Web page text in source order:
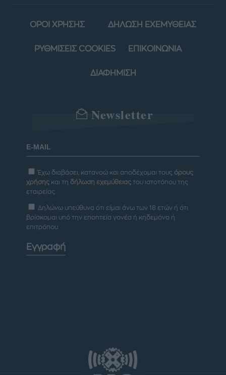
ΟΡΟΙ ΧΡΗΣΗΣ ΔΗΛΩΣΗ ΕΧΕΜΥΘΕΙΑΣ
ΡΥΘΜΙΣΕΙΣ COOKIES ΕΠΙΚΟΙΝΩΝΙΑ
ΔΙΑΦΗΜΙΣΗ
Newsletter
Έχω διαβάσει, κατανοώ και αποδέχομαι τους όρους
χρήσης και τη δήλωση εχεμύθειας του ιστοτόπου της
εταιρείας
Δηλώνω υπεύθυνα ότι είμαι άνω των 18 ετών ή ότι
βρίσκομαι υπό την εποπτεία γονέα ή κηδεμόνα ή
επιτρόπου
Εγγραφή